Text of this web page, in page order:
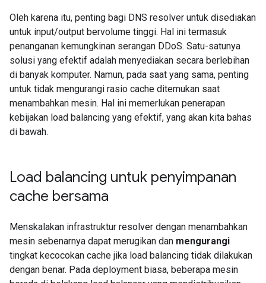
Oleh karena itu, penting bagi DNS resolver untuk disediakan
untuk input/output bervolume tinggi. Hal ini termasuk
penanganan kemungkinan serangan DDoS. Satu-satunya
solusi yang efektif adalah menyediakan secara berlebihan
di banyak komputer. Namun, pada saat yang sama, penting
untuk tidak mengurangi rasio cache ditemukan saat
menambahkan mesin. Hal ini memerlukan penerapan
kebijakan load balancing yang efektif, yang akan kita bahas
di bawah.
Load balancing untuk penyimpanan
cache bersama
Menskalakan infrastruktur resolver dengan menambahkan
mesin sebenarnya dapat merugikan dan mengurangi
tingkat kecocokan cache jika load balancing tidak dilakukan
dengan benar. Pada deployment biasa, beberapa mesin